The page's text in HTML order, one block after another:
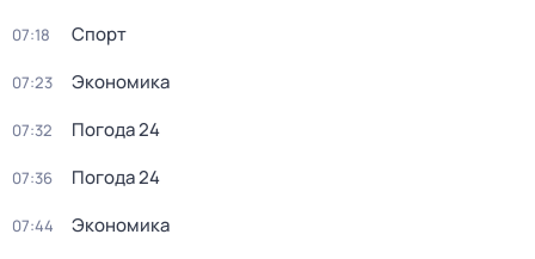
07:18 Спорт
07:23 Экономика
07:32 Погода 24
07:36 Погода 24
07:44 Экономика